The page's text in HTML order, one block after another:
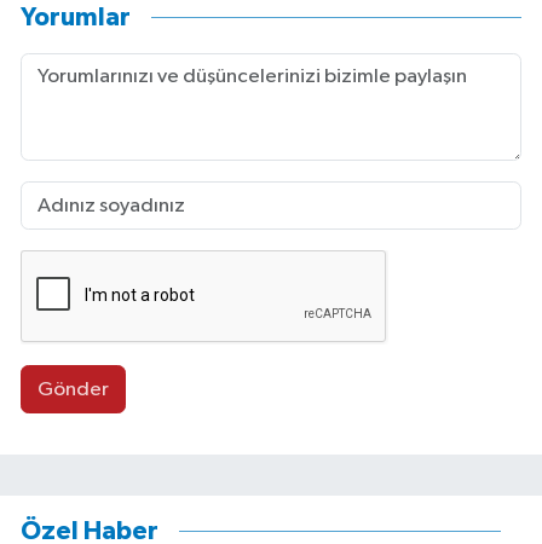
Yorumlar
Gönder
Özel Haber